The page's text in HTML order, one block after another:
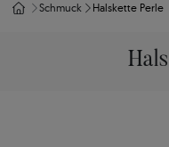
Schmuck Halskette Perle